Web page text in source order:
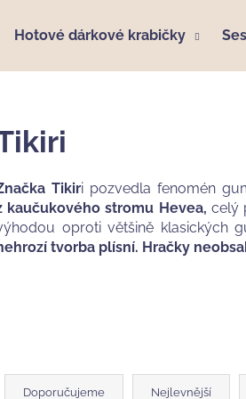
Hotové dárkové krabičky
Tikiri pozvedla fenomén
kaučukového stromu Hevea, celý
oproti většině klasických
tvorba plísní. Hračky
Ř
Doporučujeme Nejlevnější
Doporučujeme
HÁČKOVANÝ KRÁLÍČEK PEBBLECHILD,